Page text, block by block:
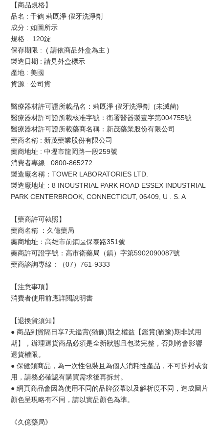
【商品規格】
品名 : 千鶴 莉既淨 假牙洗淨劑
成分 : 如圖所示
規格 :  120錠
保存期限 :  ( 請依商品外盒為主 )
製造日期 : 請見外盒標示
產地 : 美國
貨源 : 公司貨
醫療器材許可證所載品名：莉既淨 假牙洗淨劑  (未滅菌)
醫療器材許可證所載核准字號：衛署醫器製壹字第004755號
醫療器材許可證所載藥商名稱：新茂藥業股份有限公司
藥商名稱 : 新茂藥業股份有限公司
藥商地址 : 中壢市龍岡路一段259號
消費者專線 : 0800-865272
製造廠名稱：TOWER LABORATORIES LTD.
製造廠地址：8 INOUSTRIAL PARK ROAD ESSEX INDUSTRIAL
PARK CENTERBROOK, CONNECTICUT, 06409, U . S. A
【藥商許可執照】
藥商名稱 ：久億藥局
藥商地址：高雄市前鎮區保泰路351號
藥商許可證字號：高市衛藥局（鎮）字第5902090087號
藥商諮詢專線：（07）761-9333
【注意事項】
消費者使用前應詳閱說明書
【退換貨須知】
● 商品到貨隔日享7天鑑賞(猶豫)期之權益【鑑賞(猶豫)期非試用
期】，辦理退貨商品必須是全新狀態且包裝完整，否則將會影響
退貨權限。
● 保健類商品，為一次性包裝且為個人消耗性產品，不可拆封或食
用，請務必確認有購買需求後再拆封。
● 網頁商品會因為使用不同的品牌螢幕以及解析度不同，造成圖片
顏色呈現略有不同，請以實品顏色為準。
《久億藥局》